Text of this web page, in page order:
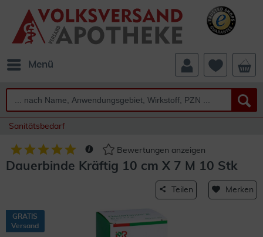
Menü
Sanitätsbedarf
Bewertungen anzeigen
Dauerbinde Kräftig 10 cm X 7 M 10 Stk
Teilen Merken
GRATIS
Versand